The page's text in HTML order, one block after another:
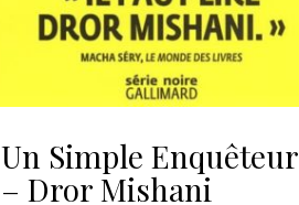
Un Simple Enquêteur
– Dror Mishani